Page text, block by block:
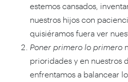
estemos cansados,
nuestros hijos con
quisiéramos fuera ver
Poner primero lo primero
prioridades y en nuestros
enfrentamos a balancear